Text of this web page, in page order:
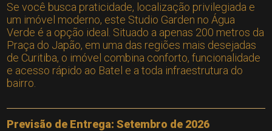
Se você busca praticidade, localização privilegiada e
um imóvel moderno, este Studio Garden no Água
Verde é a opção ideal. Situado a apenas 200 metros da
Praça do Japão, em uma das regiões mais desejadas
de Curitiba, o imóvel combina conforto, funcionalidade
e acesso rápido ao Batel e a toda infraestrutura do
bairro.
Previsão de Entrega: Setembro de 2026